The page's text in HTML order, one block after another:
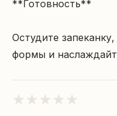
**Готовность**
Остудите
формы и
★ ★ ★ ★ ★